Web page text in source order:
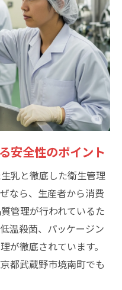
安全性のポイント
乳と徹底した衛生管理
なら、生産者から消費
管理が行われているた
温殺菌、パッケージン
が徹底されています。
都武蔵野市境南町でも